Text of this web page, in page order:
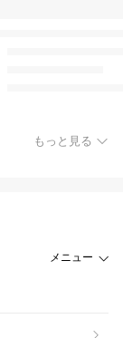
もっと見る
メニュー